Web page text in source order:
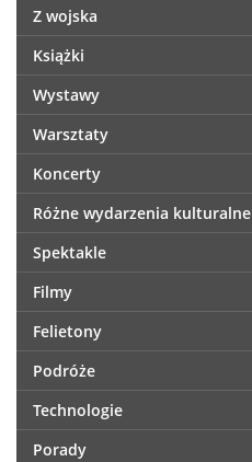
Z wojska
Książki
Wystawy
Warsztaty
Koncerty
Różne wydarzenia kulturalne
Spektakle
Filmy
Felietony
Podróże
Technologie
Porady